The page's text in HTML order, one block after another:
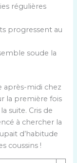
régulières
progressent au
soude la
après-midi chez
la première fois
suite. Cris de
à chercher la
d’habitude
coussins !